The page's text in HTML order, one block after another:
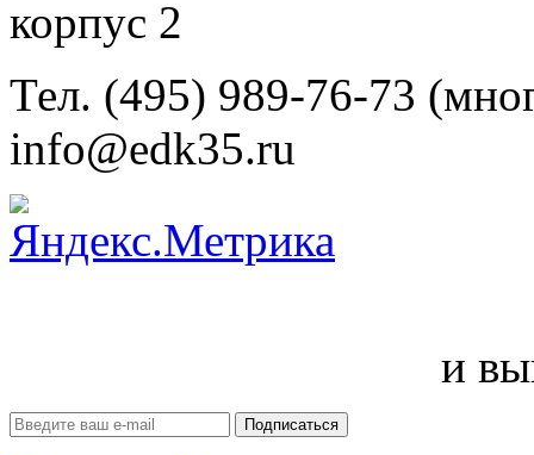
корпус 2
Тел. (495) 989-76-73
info@edk35.ru
и